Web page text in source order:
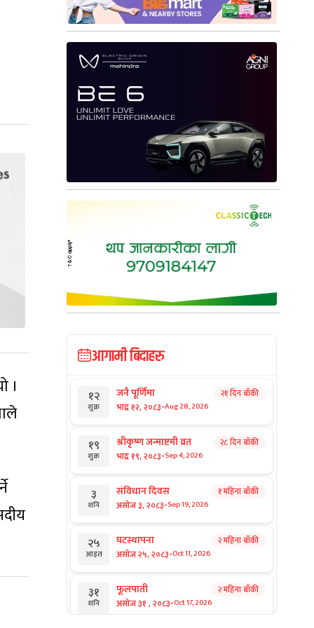
।
आगामी बिदाहरु
१२
शुक्र
जनै पूर्णिमा
भाद्र १२, २०८३-Aug 28, 2026
२१ दिन बाँकी
१९
शुक्र
श्रीकृष्ण जन्माष्टमी व्रत
भाद्र १९, २०८३-Sep 4, 2026
२८ दिन बाँकी
३
शनि
संविधान दिवस
असोज ३, २०८३-Sep 19, 2026
१ महिना बाँकी
२५
आइत
घटस्थापना
असोज २५, २०८३-Oct 11, 2026
२ महिना बाँकी
३१
शनि
फूलपाती
असोज ३१ , २०८३-Oct 17, 2026
२ महिना बाँकी